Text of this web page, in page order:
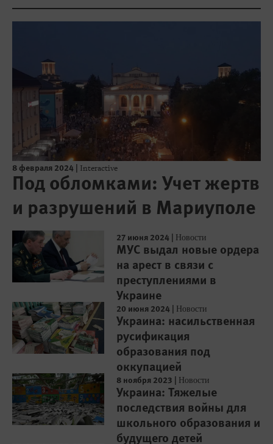
8 февраля 2024 | Interactive
Под обломками: Учет жертв
и разрушений в Мариуполе
27 июня 2024 | Новости
МУС выдал новые ордера
на арест в связи с
преступлениями в
Украине
20 июня 2024 | Новости
Украина: насильственная
русификация
образования под
оккупацией
8 ноября 2023 | Новости
Украина: Тяжелые
последствия войны для
школьного образования и
будущего детей